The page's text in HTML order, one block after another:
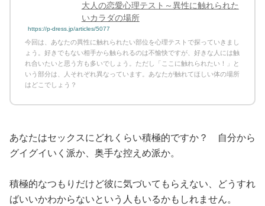
大人の恋愛心理テスト～異性に触れられた
いカラダの場所
https://p-dress.jp/articles/5077
今回は、あなたの異性に触れられたい部位を心理テストで探っていきまし
ょう。好きでもない相手から触られるのは不愉快ですが、好きな人には触
れ合いたいと思う方も多いでしょう。ただし「ここに触れられたい！」と
いう部分は、人それぞれ異なっています。あなたが触れてほしい体の場所
はどこでしょう？
あなたはセックスにどれくらい積極的ですか？ 自分から
グイグイいく派か、奥手な控えめ派か。
積極的なつもりだけど彼に気づいてもらえない、どうすれ
ばいいかわからないという人もいるかもしれません。